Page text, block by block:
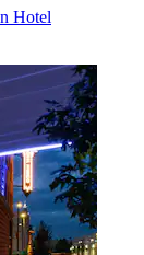
Hotel